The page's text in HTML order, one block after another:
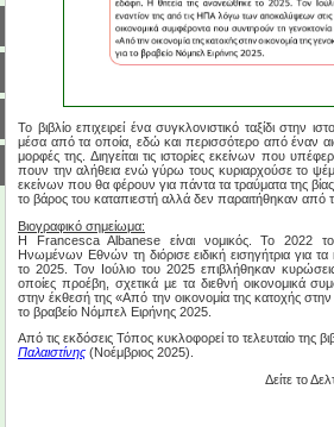
Το βιβλίο επιχειρεί ένα συγκλονιστικό ταξίδι στην
μέσα από τα οποία, εδώ και περισσότερο από έναν
μορφές της. Διηγείται τις ιστορίες εκείνων που
πουν την αλήθεια ενώ γύρω τους κυριαρχούσε το
εκείνων που θα φέρουν για πάντα τα τραύματα της
το βάρος του καταπιεστή αλλά δεν παραιτήθηκαν από
Βιογραφικό σημείωμα:
Η Francesca Albanese είναι νομικός. Το 2022
Ηνωμένων Εθνών τη διόρισε ειδική εισηγήτρια για
το 2025. Τον Ιούλιο του 2025 επιβλήθηκαν
οποίες προέβη, σχετικά µε τα διεθνή οικονομικά
στην έκθεσή της «Από την οικονομία της κατοχής στην
το βραβείο Νόμπελ Ειρήνης 2025.
Από τις εκδόσεις Τόπος κυκλοφορεί το τελευταίο της
Παλαιστίνης (Νοέμβριος 2025).
Δείτε το